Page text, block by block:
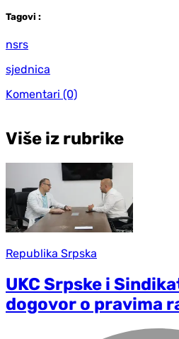
Tagovi :
nsrs
sjednica
Komentari (0)
Više iz rubrike
Republika Srpska
UKC Srpske i
dogovor o pravima